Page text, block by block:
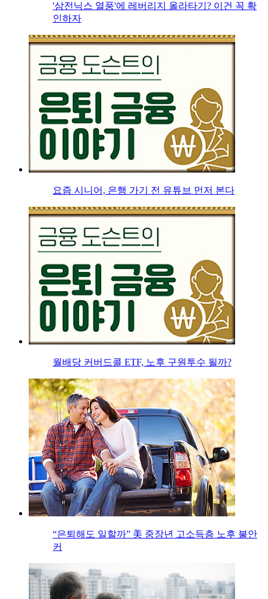
'삼전닉스 열풍'에 레버리지 올라타기? 이건 꼭 확
인하자
요즘 시니어, 은행 가기 전 유튜브 먼저 본다
월배당 커버드콜 ETF, 노후 구원투수 될까?
“은퇴해도 일할까” 美 중장년 고소득층 노후 불안
커